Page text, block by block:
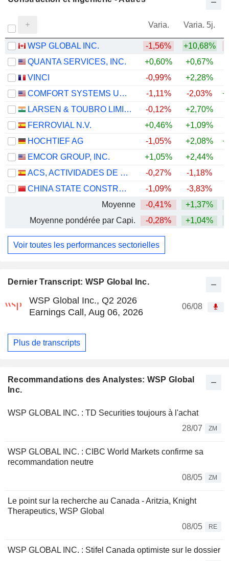
Dernier Transcript: WSP Global Inc.
WSP Global Inc., Q2 2026
Earnings Call, Aug 06, 2026
06/08
Plus de transcripts
Recommandations des Analystes: WSP Global
Inc.
WSP GLOBAL INC. : TD Securities toujours à l'achat
28/07
ZM
WSP GLOBAL INC. : CIBC World Markets confirme sa
recommandation neutre
08/05
ZM
Le point sur la recherche au Canada - Aritzia, Knight
Therapeutics, WSP Global
08/05
RE
WSP GLOBAL INC. : Stifel Canada optimiste sur le dossier
Varia. Varia. 5j.
WSP GLOBAL INC. -1,56% +10,68%
QUANTA SERVICES, INC.
+0,60% +0,67%
VINCI
-0,99% +2,28%
COMFORT SYSTEMS USA, INC.
-1,11% -2,03%
LARSEN & TOUBRO LIMITED
-0,12% +2,70%
FERROVIAL N.V.
+0,46% +1,09%
HOCHTIEF AG
-1,05% +2,08%
EMCOR GROUP, INC.
+1,05% +2,44%
ACS, ACTIVIDADES DE CONSTRUCCIÓN Y SERVICIOS, S.A.
-0,27% -1,18%
CHINA STATE CONSTRUCTION ENGINEERING CORPORATION LIMITED
-1,09% -3,83%
Moyenne
-0,41% +1,37%
Moyenne pondérée par Capi.
-0,28% +1,04%
Voir toutes les performances sectorielles